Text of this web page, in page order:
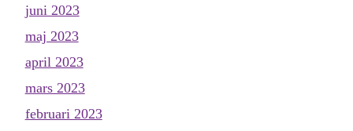
juni 2023
maj 2023
april 2023
mars 2023
februari 2023